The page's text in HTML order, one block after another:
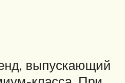
выпускающий